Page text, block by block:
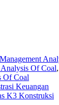
Analysis Of Coal,
Of Coal
Keuangan
K3 Konstruksi